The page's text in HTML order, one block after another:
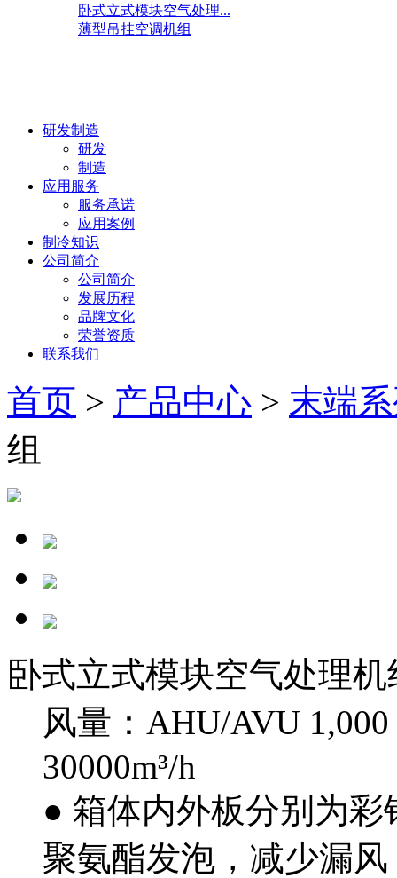
卧式立式模块空气处理...
薄型吊挂空调机组
研发制造
研发
制造
应用服务
服务承诺
应用案例
制冷知识
公司简介
公司简介
发展历程
品牌文化
荣誉资质
联系我们
首页 > 产品中心 > 末端
组
卧式立式模块空气处理机
风量：AHU/AVU
30000m³/h
● 箱体内外板分别为
聚氨酯发泡，减少漏